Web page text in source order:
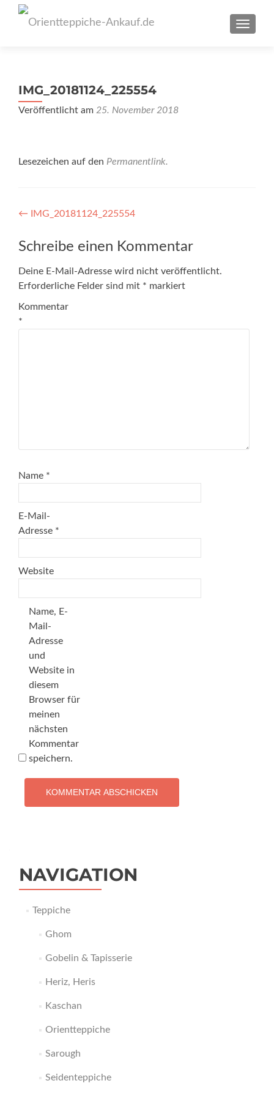
IMG_20181124_225554
Veröffentlicht am 25. November 2018
Lesezeichen auf den Permanentlink.
Artikel-
Navigation
← IMG_20181124_225554
Schreibe einen Kommentar
Deine E-Mail-Adresse wird nicht veröffentlicht.
Erforderliche Felder sind mit * markiert
Kommentar
*
Name *
E-Mail-
Adresse *
Website
Name, E-
Mail-
Adresse
und
Website in
diesem
Browser für
meinen
nächsten
Kommentar
speichern.
NAVIGATION
Teppiche
Ghom
Gobelin & Tapisserie
Heriz, Heris
Kaschan
Orientteppiche
Sarough
Seidenteppiche